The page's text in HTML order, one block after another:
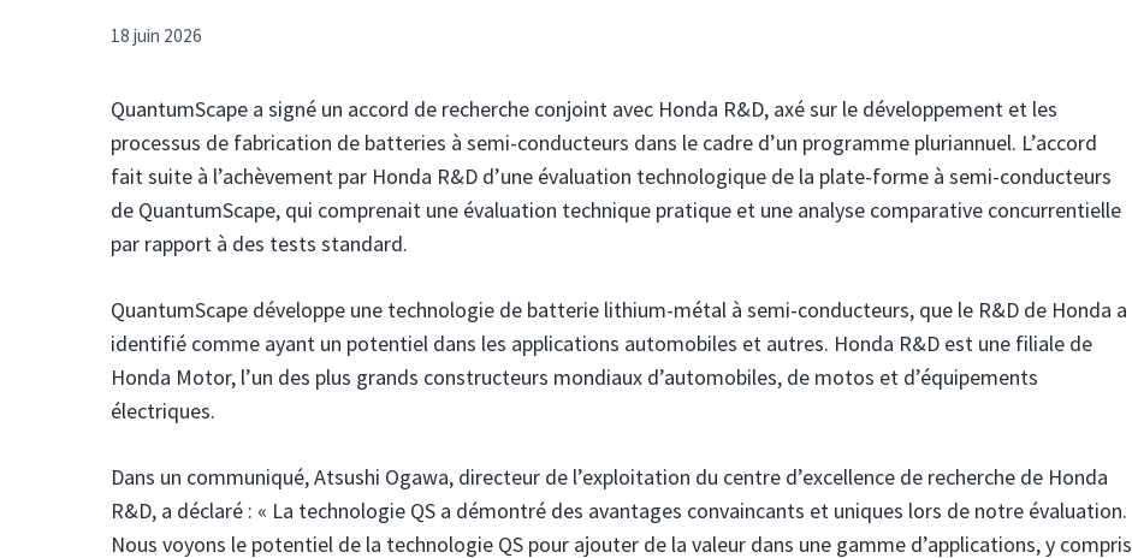
18 juin 2026
QuantumScape a signé un accord de recherche conjoint avec Honda R&D, axé sur le développement et les
processus de fabrication de batteries à semi-conducteurs dans le cadre d’un programme pluriannuel. L’accord
fait suite à l’achèvement par Honda R&D d’une évaluation technologique de la plate-forme à semi-conducteurs
de QuantumScape, qui comprenait une évaluation technique pratique et une analyse comparative concurrentielle
par rapport à des tests standard.
QuantumScape développe une technologie de batterie lithium-métal à semi-conducteurs, que le R&D de Honda a
identifié comme ayant un potentiel dans les applications automobiles et autres. Honda R&D est une filiale de
Honda Motor, l’un des plus grands constructeurs mondiaux d’automobiles, de motos et d’équipements
électriques.
Dans un communiqué, Atsushi Ogawa, directeur de l’exploitation du centre d’excellence de recherche de Honda
R&D, a déclaré : « La technologie QS a démontré des avantages convaincants et uniques lors de notre évaluation.
Nous voyons le potentiel de la technologie QS pour ajouter de la valeur dans une gamme d’applications, y compris